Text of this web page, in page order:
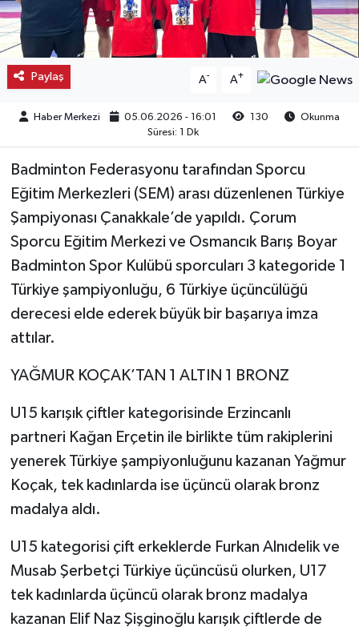
Paylaş A- A+
Haber Merkezi 05.06.2026 - 16:01 130
Okunma
Süresi: 1 Dk
Badminton Federasyonu tarafından Sporcu
Eğitim Merkezleri (SEM) arası düzenlenen Türkiye
Şampiyonası Çanakkale’de yapıldı. Çorum
Sporcu Eğitim Merkezi ve Osmancık Barış Boyar
Badminton Spor Kulübü sporcuları 3 kategoride 1
Türkiye şampiyonluğu, 6 Türkiye üçüncülüğü
derecesi elde ederek büyük bir başarıya imza
attılar.
YAĞMUR KOÇAK’TAN 1 ALTIN 1 BRONZ
U15 karışık çiftler kategorisinde Erzincanlı
partneri Kağan Erçetin ile birlikte tüm rakiplerini
yenerek Türkiye şampiyonluğunu kazanan Yağmur
Koçak, tek kadınlarda ise üçüncü olarak bronz
madalya aldı.
U15 kategorisi çift erkeklerde Furkan Alnıdelik ve
Musab Şerbetçi Türkiye üçüncüsü olurken, U17
tek kadınlarda üçüncü olarak bronz madalya
kazanan Elif Naz Şişginoğlu karışık çiftlerde de
Kargı
Laçin
Mecitözü
Oğuzlar
Ortaköy
Osmancık
Sungurlu
Uğurludağ